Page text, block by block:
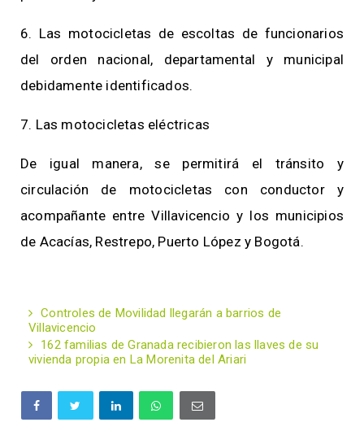
6. Las motocicletas de escoltas de funcionarios
del orden nacional, departamental y municipal
debidamente identificados.
7. Las motocicletas eléctricas
De igual manera, se permitirá el tránsito y
circulación de motocicletas con conductor y
acompañante entre Villavicencio y los municipios
de Acacías, Restrepo, Puerto López y Bogotá.
Controles de Movilidad llegarán a barrios de
Villavicencio
162 familias de Granada recibieron las llaves de su
vivienda propia en La Morenita del Ariari